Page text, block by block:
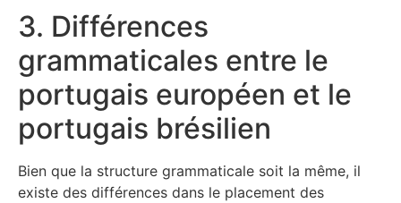
3. Différences
grammaticales entre le
portugais européen et le
portugais brésilien
Bien que la structure grammaticale soit la même, il
existe des différences dans le placement des